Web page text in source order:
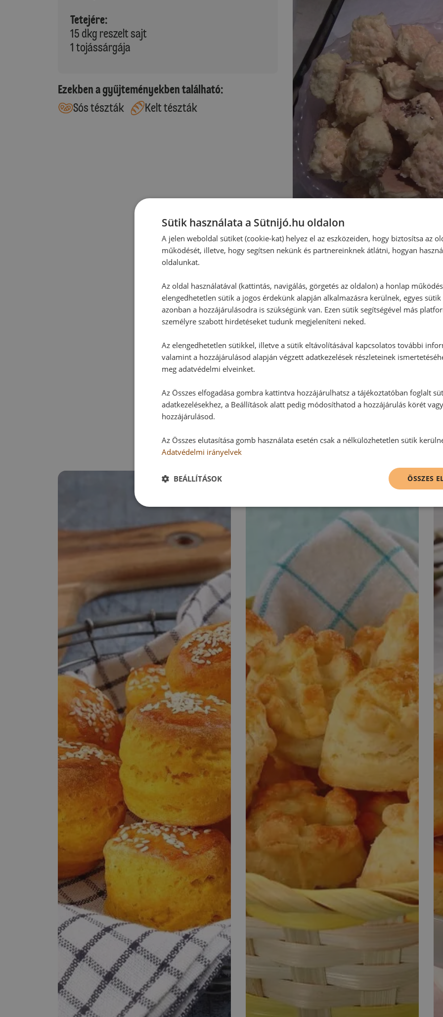
Tetejére:
15 dkg reszelt sajt
1 tojássárgája
Ezekben a gyűjteményekben található:
Sós tészták
Kelt tészták
Ehhez a recepthez még nem
Hozzászólás írása
RECEPTAJÁNLÓ
Sütik használata a Sütnijó.hu oldalon
A jelen weboldal sütiket (cookie-kat) helyez el az eszközeiden, hogy biztosítsa az
működését, illetve, hogy segítsen nekünk és partnereinknek átlátni, hogyan
oldalunkat.
Az oldal használatával (kattintás, navigálás, görgetés az oldalon) a honlap
elengedhetetlen sütik a jogos érdekünk alapján alkalmazásra kerülnek, egyes
azonban a hozzájárulásodra is szükségünk van. Ezen sütik segítségével más
személyre szabott hirdetéseket tudunk megjeleníteni neked.
Az elengedhetetlen sütikkel, illetve a sütik eltávolításával kapcsolatos további
valamint a hozzájárulásod alapján végzett adatkezelések részleteinek
meg adatvédelmi elveinket.
Az Összes elfogadása gombra kattintva hozzájárulhatsz a tájékoztatóban foglalt
adatkezelésekhez, a Beállítások alatt pedig módosíthatod a hozzájárulás körét
hozzájárulásod.
Az Összes elutasítása gomb használata esetén csak a nélkülözhetetlen sütik
Adatvédelmi irányelvek
ÖSSZES
BEÁLLÍTÁSOK